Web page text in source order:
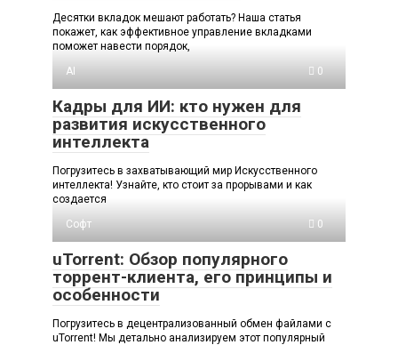
Десятки вкладок мешают работать? Наша статья
покажет, как эффективное управление вкладками
поможет навести порядок,
AI
0
Кадры для ИИ: кто нужен для
развития искусственного
интеллекта
Погрузитесь в захватывающий мир Искусственного
интеллекта! Узнайте, кто стоит за прорывами и как
создается
Софт
0
uTorrent: Обзор популярного
торрент-клиента, его принципы и
особенности
Погрузитесь в децентрализованный обмен файлами с
uTorrent! Мы детально анализируем этот популярный